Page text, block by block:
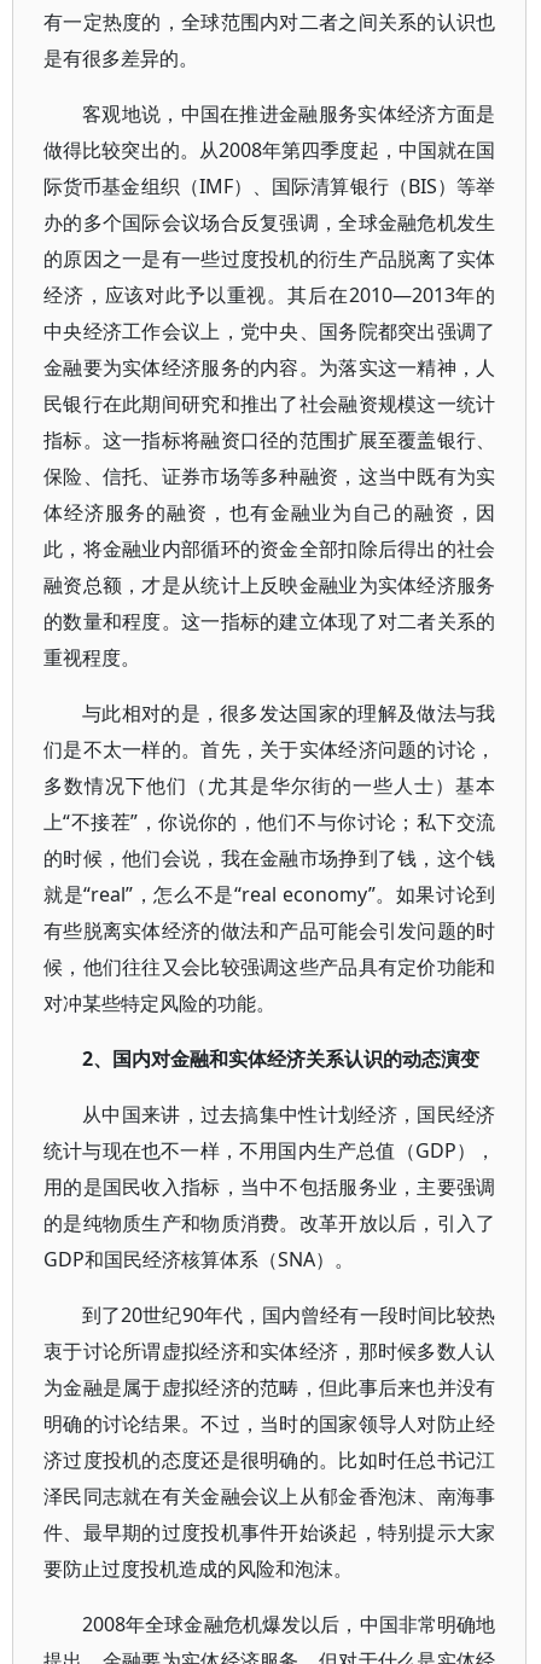
有一定热度的，全球范围内对二者之间关系的认识也
是有很多差异的。
客观地说，中国在推进金融服务实体经济方面是
做得比较突出的。从2008年第四季度起，中国就在国
际货币基金组织（IMF）、国际清算银行（BIS）等举
办的多个国际会议场合反复强调，全球金融危机发生
的原因之一是有一些过度投机的衍生产品脱离了实体
经济，应该对此予以重视。其后在2010—2013年的
中央经济工作会议上，党中央、国务院都突出强调了
金融要为实体经济服务的内容。为落实这一精神，人
民银行在此期间研究和推出了社会融资规模这一统计
指标。这一指标将融资口径的范围扩展至覆盖银行、
保险、信托、证券市场等多种融资，这当中既有为实
体经济服务的融资，也有金融业为自己的融资，因
此，将金融业内部循环的资金全部扣除后得出的社会
融资总额，才是从统计上反映金融业为实体经济服务
的数量和程度。这一指标的建立体现了对二者关系的
重视程度。
与此相对的是，很多发达国家的理解及做法与我
们是不太一样的。首先，关于实体经济问题的讨论，
多数情况下他们（尤其是华尔街的一些人士）基本
上“不接茬”，你说你的，他们不与你讨论；私下交流
的时候，他们会说，我在金融市场挣到了钱，这个钱
就是“real”，怎么不是“real economy”。如果讨论到
有些脱离实体经济的做法和产品可能会引发问题的时
候，他们往往又会比较强调这些产品具有定价功能和
对冲某些特定风险的功能。
2、国内对金融和实体经济关系认识的动态演变
从中国来讲，过去搞集中性计划经济，国民经济
统计与现在也不一样，不用国内生产总值（GDP），
用的是国民收入指标，当中不包括服务业，主要强调
的是纯物质生产和物质消费。改革开放以后，引入了
GDP和国民经济核算体系（SNA）。
到了20世纪90年代，国内曾经有一段时间比较热
衷于讨论所谓虚拟经济和实体经济，那时候多数人认
为金融是属于虚拟经济的范畴，但此事后来也并没有
明确的讨论结果。不过，当时的国家领导人对防止经
济过度投机的态度还是很明确的。比如时任总书记江
泽民同志就在有关金融会议上从郁金香泡沫、南海事
件、最早期的过度投机事件开始谈起，特别提示大家
要防止过度投机造成的风险和泡沫。
2008年全球金融危机爆发以后，中国非常明确地